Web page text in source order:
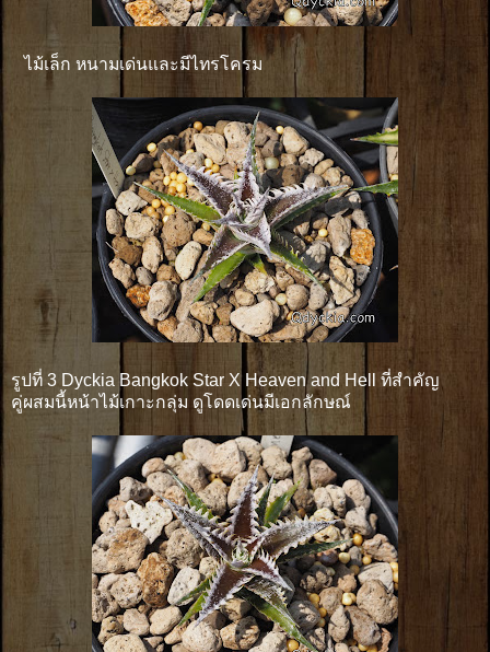
ไม้เล็ก หนามเด่นและมีไทรโครม
รูปที่ 3 Dyckia Bangkok Star X Heaven and Hell ที่สำคัญ
คู่ผสมนี้หน้าไม้เกาะกลุ่ม ดูโดดเด่นมีเอกลักษณ์